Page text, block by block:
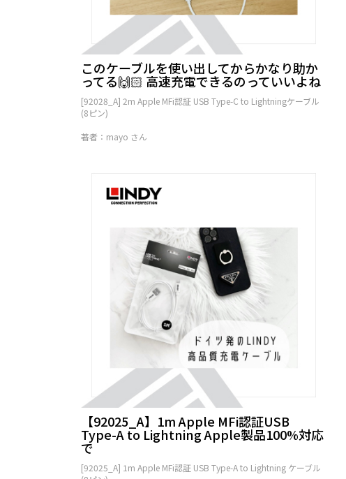
このケーブルを使い出してからかなり助か
ってる🙌🏻 高速充電できるのっていいよね
[92028_A] 2m Apple MFi認証 USB Type-C to Lightningケーブル
(8ピン)
著者：mayo さん
【92025_A】1m Apple MFi認証USB
Type-A to Lightning Apple製品100%対応
で
[92025_A] 1m Apple MFi認証 USB Type-A to Lightning ケーブル